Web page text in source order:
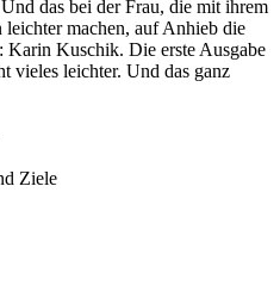
das bei der Frau, die mit ihrem
machen, auf Anhieb die
Karin Kuschik. Die erste Ausgabe
vieles leichter. Und das ganz
Ziele